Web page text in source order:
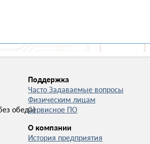
обеда)
Поддержка
Часто Задаваемые вопросы
Физическим лицам
Сервисное ПО
О компании
История предприятия